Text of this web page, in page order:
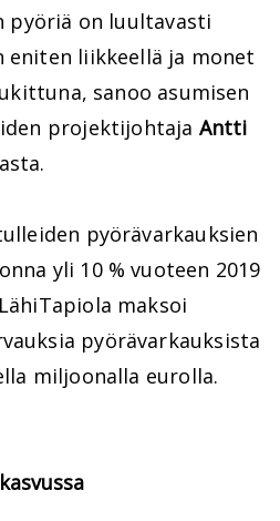
pyöriä on luultavasti
eniten liikkeellä ja monet
sanoo asumisen
projektijohtaja Antti
pyörävarkauksien
yli 10 % vuoteen 2019
maksoi
pyörävarkauksista
miljoonalla eurolla.